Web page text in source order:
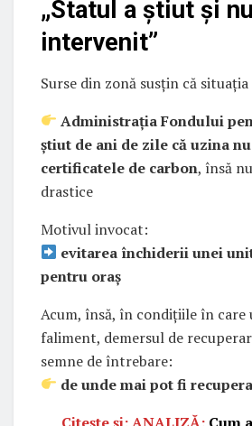
„Statul a știut și
intervenit”
Surse din zonă susțin că
Administrația Fondului
știut de ani de zile că uzina
certificatele de carbon, însă
drastice
Motivul invocat:
evitarea închiderii unei
pentru oraș
Acum, însă, în condițiile în care
faliment, demersul de
semne de întrebare:
de unde mai pot fi